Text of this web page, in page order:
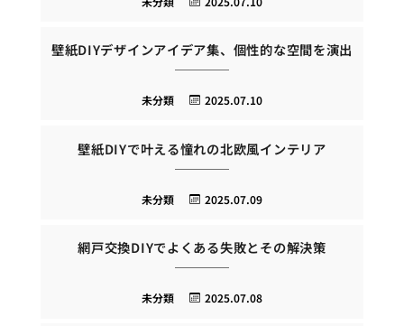
壁紙DIYデザインアイデア集、個性的な空間を演出
2025.07.10
未分類
壁紙DIYで叶える憧れの北欧風インテリア
2025.07.09
未分類
網戸交換DIYでよくある失敗とその解決策
2025.07.08
未分類